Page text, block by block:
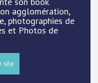
agglomération,
photographies de
et Photos de
site